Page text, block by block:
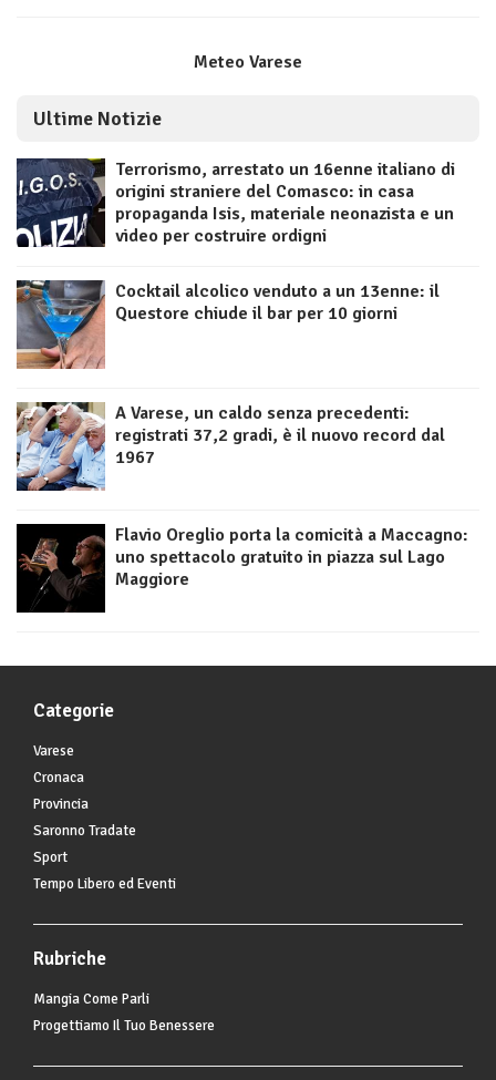
Meteo Varese
Ultime Notizie
Terrorismo, arrestato un 16enne italiano di
origini straniere del Comasco: in casa
propaganda Isis, materiale neonazista e un
video per costruire ordigni
Cocktail alcolico venduto a un 13enne: il
Questore chiude il bar per 10 giorni
A Varese, un caldo senza precedenti:
registrati 37,2 gradi, è il nuovo record dal
1967
Flavio Oreglio porta la comicità a Maccagno:
uno spettacolo gratuito in piazza sul Lago
Maggiore
Categorie
Varese
Cronaca
Provincia
Saronno Tradate
Sport
Tempo Libero ed Eventi
Rubriche
Mangia Come Parli
Progettiamo Il Tuo Benessere